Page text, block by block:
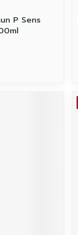
P Sens